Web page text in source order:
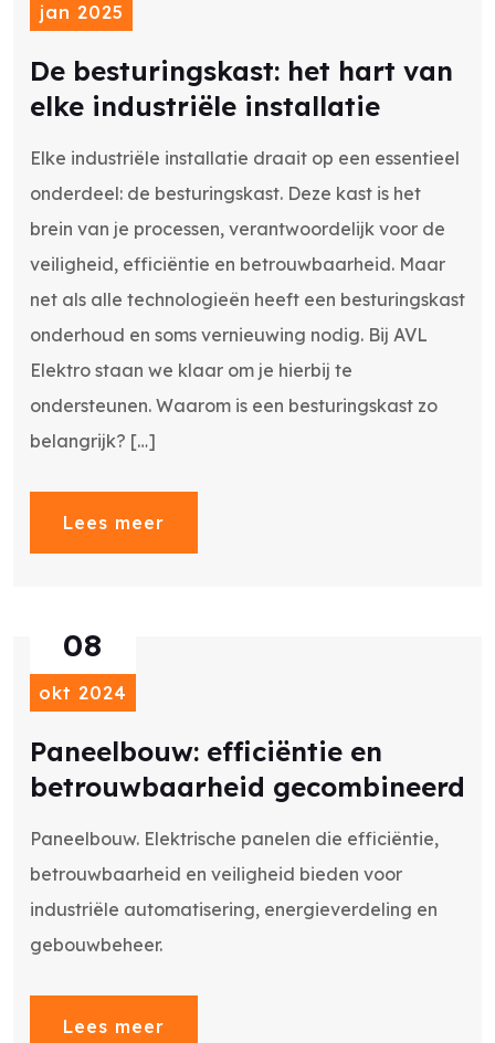
jan 2025
De besturingskast: het hart van
elke industriële installatie
Elke industriële installatie draait op een essentieel
onderdeel: de besturingskast. Deze kast is het
brein van je processen, verantwoordelijk voor de
veiligheid, efficiëntie en betrouwbaarheid. Maar
net als alle technologieën heeft een besturingskast
onderhoud en soms vernieuwing nodig. Bij AVL
Elektro staan we klaar om je hierbij te
ondersteunen. Waarom is een besturingskast zo
belangrijk? […]
Lees meer
08
okt 2024
Paneelbouw: efficiëntie en
betrouwbaarheid gecombineerd
Paneelbouw. Elektrische panelen die efficiëntie,
betrouwbaarheid en veiligheid bieden voor
industriële automatisering, energieverdeling en
gebouwbeheer.
Lees meer